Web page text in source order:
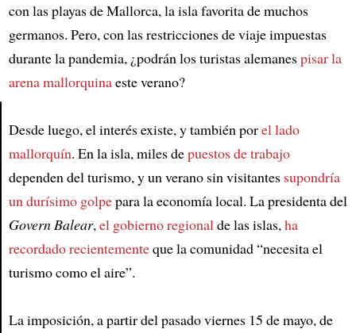
Article
con las playas de Mallorca, la isla favorita de muchos
germanos. Pero, con las restricciones de viaje impuestas
durante la pandemia, ¿podrán los turistas alemanespisar la
arena mallorquinaeste verano?
Desde luego, el interés existe, y también porel lado
mallorquín. En la isla, miles depuestos de trabajo
dependen del turismo, y un verano sin visitantes supondría
un durísimo golpepara la economía local. La presidenta del
Govern Balear,el gobierno regionalde las islas,ha
recordado recientementeque la comunidad “necesita el
turismo como el aire”.
La imposición, a partir del pasado viernes 15 de mayo, de